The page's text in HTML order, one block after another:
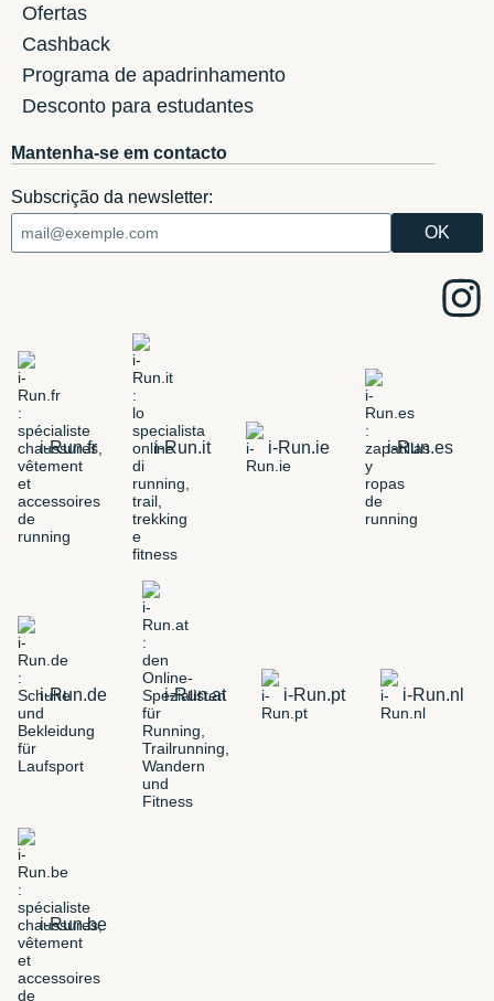
Ofertas
Cashback
Programa de apadrinhamento
Desconto para estudantes
Mantenha-se em contacto
Subscrição da newsletter:
i-Run.fr i-Run.it i-Run.ie i-Run.es
i-Run.de i-Run.at i-Run.pt i-Run.nl
i-Run.be